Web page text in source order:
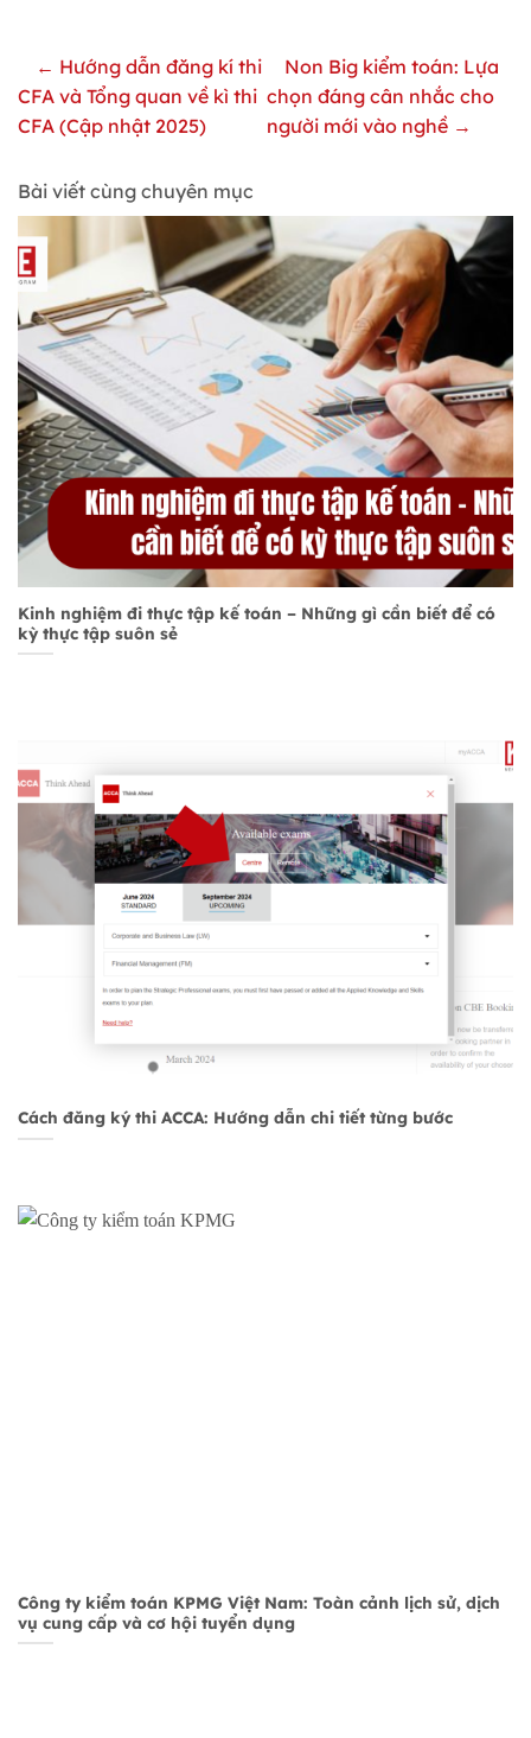
← Hướng dẫn đăng kí thi
CFA và Tổng quan về kì thi
CFA (Cập nhật 2025)
Non Big kiểm toán: Lựa
chọn đáng cân nhắc cho
người mới vào nghề →
Bài viết cùng chuyên mục
Kinh nghiệm đi thực tập kế toán – Những gì cần biết để có
kỳ thực tập suôn sẻ
Cách đăng ký thi ACCA: Hướng dẫn chi tiết từng bước
Công ty kiểm toán KPMG Việt Nam: Toàn cảnh lịch sử, dịch
vụ cung cấp và cơ hội tuyển dụng